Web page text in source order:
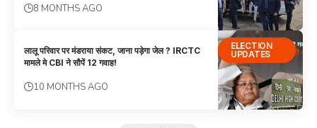
8 MONTHS AGO
ELECTION
UPDATES
लालू परिवार पर मंडराया संकट, जाना पड़ेगा जेल ? IRCTC
मामले मे CBI ने सौपें 12 गवाह!
10 MONTHS AGO